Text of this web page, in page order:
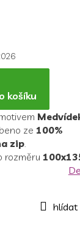
košíku
ze 100%
zip
rozměru